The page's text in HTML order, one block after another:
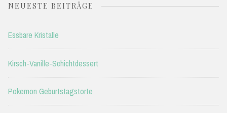
NEUESTE BEITRÄGE
Essbare Kristalle
Kirsch-Vanille-Schichtdessert
Pokemon Geburtstagstorte